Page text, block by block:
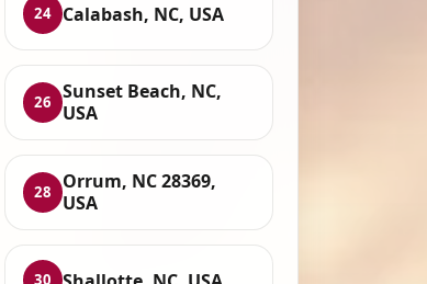
24 Calabash, NC, USA
26
Sunset Beach, NC,
USA
28
Orrum, NC 28369,
USA
30